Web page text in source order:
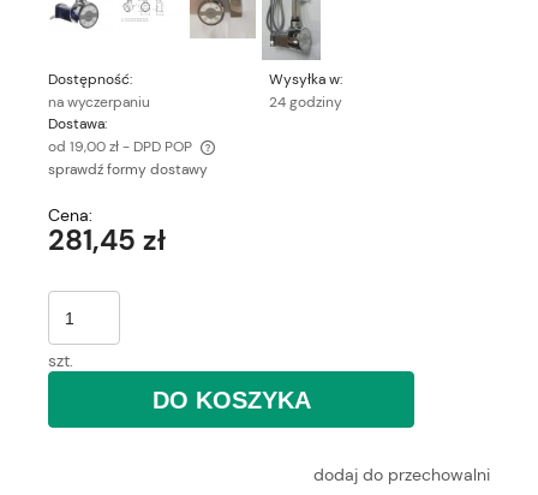
Dostępność:
na wyczerpaniu
Wysyłka w:
24 godziny
Dostawa:
od 19,00 zł- DPD POP
Cena nie zawiera ewentualnych kosztów płatności
sprawdź formy dostawy
Cena:
281,45 zł
szt.
DO KOSZYKA
dodaj do przechowalni